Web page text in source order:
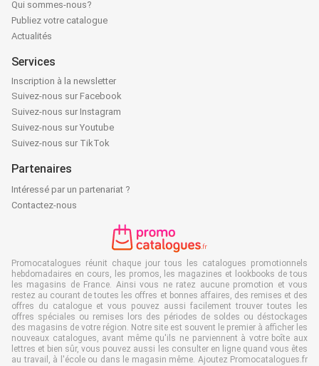
Qui sommes-nous?
Publiez votre catalogue
Actualités
Services
Inscription à la newsletter
Suivez-nous sur Facebook
Suivez-nous sur Instagram
Suivez-nous sur Youtube
Suivez-nous sur TikTok
Partenaires
Intéressé par un partenariat ?
Contactez-nous
Promocatalogues réunit chaque jour tous les catalogues promotionnels
hebdomadaires en cours, les promos, les magazines et lookbooks de tous
les magasins de France. Ainsi vous ne ratez aucune promotion et vous
restez au courant de toutes les offres et bonnes affaires, des remises et des
offres du catalogue et vous pouvez aussi facilement trouver toutes les
offres spéciales ou remises lors des périodes de soldes ou déstockages
des magasins de votre région. Notre site est souvent le premier à afficher les
nouveaux catalogues, avant même qu'ils ne parviennent à votre boîte aux
lettres et bien sûr, vous pouvez aussi les consulter en ligne quand vous êtes
au travail, à l'école ou dans le magasin même. Ajoutez Promocatalogues.fr